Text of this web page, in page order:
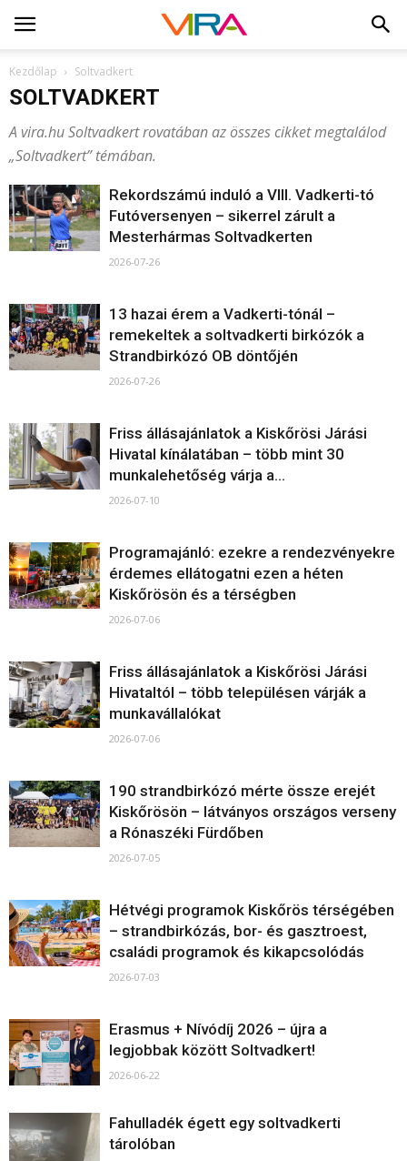
Kezdőlap Soltvadkert
SOLTVADKERT
A vira.hu Soltvadkert rovatában az összes cikket megtalálod
„Soltvadkert” témában.
Rekordszámú induló a VIII. Vadkerti-tó
Futóversenyen – sikerrel zárult a
Mesterhármas Soltvadkerten
2026-07-26
13 hazai érem a Vadkerti-tónál –
remekeltek a soltvadkerti birkózók a
Strandbirkózó OB döntőjén
2026-07-26
Friss állásajánlatok a Kiskőrösi Járási
Hivatal kínálatában – több mint 30
munkalehetőség várja a...
2026-07-10
Programajánló: ezekre a rendezvényekre
érdemes ellátogatni ezen a héten
Kiskőrösön és a térségben
2026-07-06
Friss állásajánlatok a Kiskőrösi Járási
Hivataltól – több településen várják a
munkavállalókat
2026-07-06
190 strandbirkózó mérte össze erejét
Kiskőrösön – látványos országos verseny
a Rónaszéki Fürdőben
2026-07-05
Hétvégi programok Kiskőrös térségében
– strandbirkózás, bor- és gasztroest,
családi programok és kikapcsolódás
2026-07-03
Erasmus + Nívódíj 2026 – újra a
legjobbak között Soltvadkert!
2026-06-22
Fahulladék égett egy soltvadkerti
tárolóban